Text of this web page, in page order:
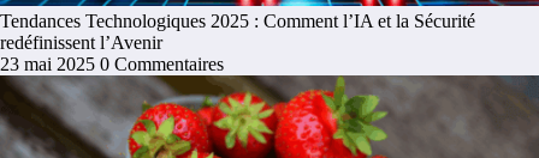
Tendances Technologiques 2025 : Comment l’IA et la Sécurité
redéfinissent l’Avenir
23 mai 2025 0 Commentaires